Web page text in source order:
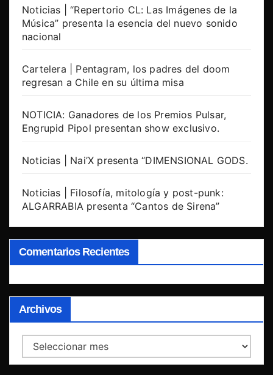
Noticias | “Repertorio CL: Las Imágenes de la
Música” presenta la esencia del nuevo sonido
nacional
Cartelera | Pentagram, los padres del doom
regresan a Chile en su última misa
NOTICIA: Ganadores de los Premios Pulsar,
Engrupid Pipol presentan show exclusivo.
Noticias | Nai’X presenta “DIMENSIONAL GODS.
Noticias | Filosofía, mitología y post-punk:
ALGARRABIA presenta “Cantos de Sirena”
Comentarios Recientes
Archivos
Archivos